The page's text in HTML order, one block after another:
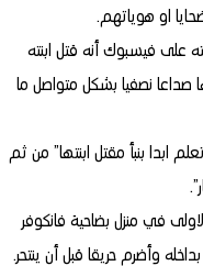
او هوياتهم.
على فيسبوك أنه قتل ابنته
صداعا نصفيا بشكل متواصل ما
ابدا بنبأ مقتل ابنتها” من ثم
في منزل بضاحية فانكوفر
وأضرم حريقا قبل أن ينتحر.